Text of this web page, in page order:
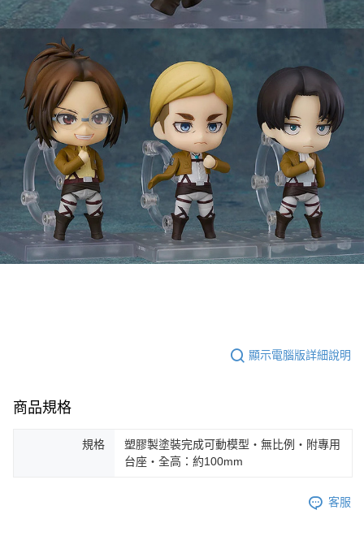
顯示電腦版詳細說明
商品規格
規格
塑膠製塗裝完成可動模型・無比例・附專用
台座・全高：約100mm
客服